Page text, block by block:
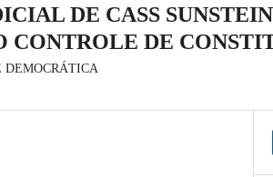
DE CASS
CONTROLE DE